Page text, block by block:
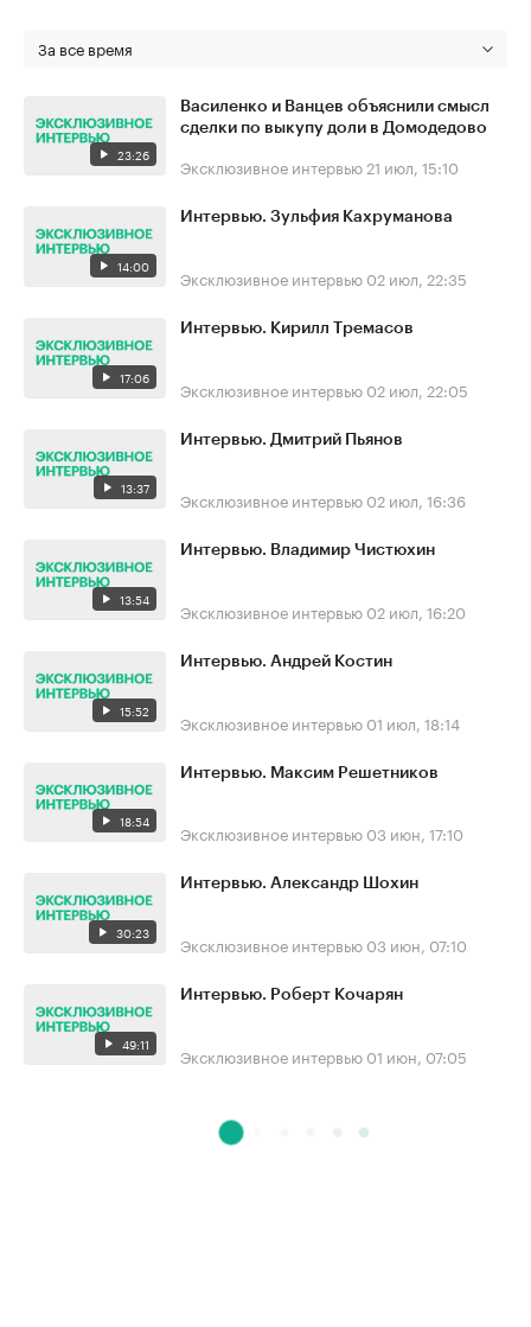
За все время
23:26
Василенко и Ванцев объяснили смысл
сделки по выкупу доли в Домодедово
Эксклюзивное интервью 21 июл, 15:10
14:00
Интервью. Зульфия Кахруманова
Эксклюзивное интервью 02 июл, 22:35
17:06
Интервью. Кирилл Тремасов
Эксклюзивное интервью 02 июл, 22:05
13:37
Интервью. Дмитрий Пьянов
Эксклюзивное интервью 02 июл, 16:36
13:54
Интервью. Владимир Чистюхин
Эксклюзивное интервью 02 июл, 16:20
15:52
Интервью. Андрей Костин
Эксклюзивное интервью 01 июл, 18:14
18:54
Интервью. Максим Решетников
Эксклюзивное интервью 03 июн, 17:10
30:23
Интервью. Александр Шохин
Эксклюзивное интервью 03 июн, 07:10
49:11
Интервью. Роберт Кочарян
Эксклюзивное интервью 01 июн, 07:05